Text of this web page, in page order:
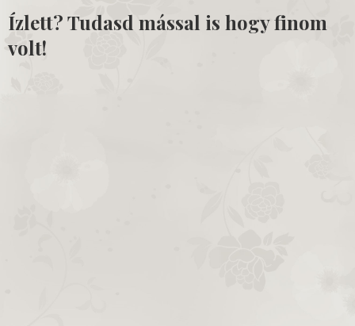
Ízlett? Tudasd mással is hogy finom
volt!